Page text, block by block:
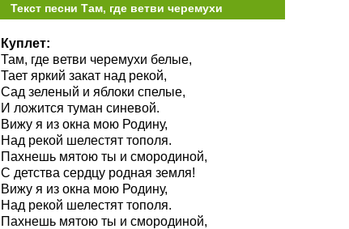
Текст песни Там, где ветви черемухи
Куплет:
Там, где ветви черемухи белые,
Тает яркий закат над рекой,
Сад зеленый и яблоки спелые,
И ложится туман синевой.
Вижу я из окна мою Родину,
Над рекой шелестят тополя.
Пахнешь мятою ты и смородиной,
С детства сердцу родная земля!
Вижу я из окна мою Родину,
Над рекой шелестят тополя.
Пахнешь мятою ты и смородиной,